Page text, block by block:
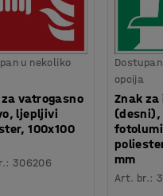
u nekoliko
vatrogasno
ljepljivi
100x100
: 306206
opcija
Znak
(desni),
mm
Art. br.: